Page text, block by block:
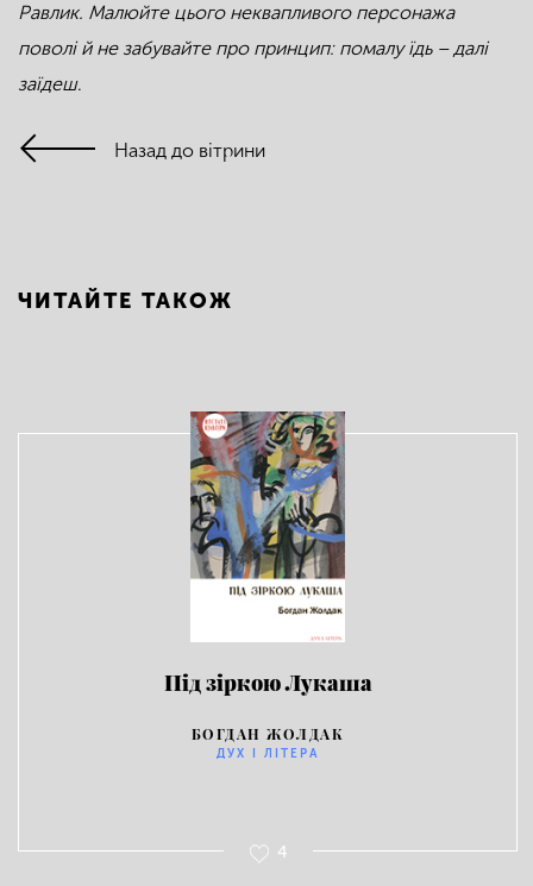
Равлик. Малюйте цього неквапливого персонажа
поволі й не забувайте про принцип: помалу їдь – далі
заїдеш.
Назад до вітрини
ЧИТАЙТЕ ТАКОЖ
Під зіркою Лукаша
БОГДАН ЖОЛДАК
ДУХ I ЛIТЕРА
4